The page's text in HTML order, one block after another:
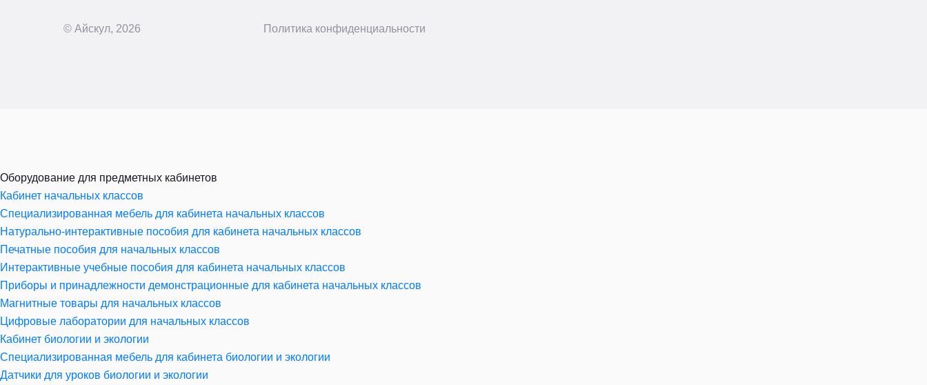
© Айскул, 2026 Политика конфиденциальности
Оборудование для предметных кабинетов
Кабинет начальных классов
Специализированная мебель для кабинета начальных классов
Натурально-интерактивные пособия для кабинета начальных классов
Печатные пособия для начальных классов
Интерактивные учебные пособия для кабинета начальных классов
Приборы и принадлежности демонстрационные для кабинета начальных классов
Магнитные товары для начальных классов
Цифровые лаборатории для начальных классов
Кабинет биологии и экологии
Специализированная мебель для кабинета биологии и экологии
Датчики для уроков биологии и экологии